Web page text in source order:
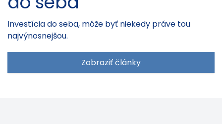
Investícia do seba, môže byť niekedy práve tou
najvýnosnejšou.
Zobraziť články